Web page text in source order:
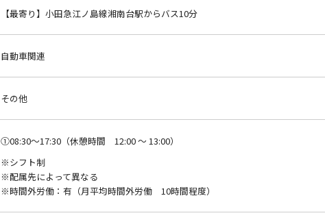
【最寄り】小田急江ノ島線湘南台駅からバス10分
自動車関連
その他
①08:30～17:30（休憩時間 12:00 ～ 13:00）
※シフト制
※配属先によって異なる
※時間外労働：有（月平均時間外労働 10時間程度）